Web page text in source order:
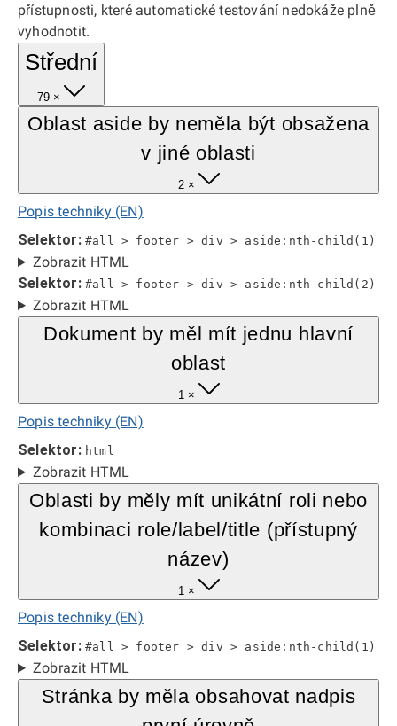
přístupnosti, které automatické testování nedokáže plně
vyhodnotit.
Střední
79 ×
Oblast aside by neměla být obsažena
v jiné oblasti
2 ×
Popis techniky (EN)
Selektor: #all > footer > div > aside:nth-child(1)
Zobrazit HTML
Selektor: #all > footer > div > aside:nth-child(2)
Zobrazit HTML
Dokument by měl mít jednu hlavní
oblast
1 ×
Popis techniky (EN)
Selektor: html
Zobrazit HTML
Oblasti by měly mít unikátní roli nebo
kombinaci role/label/title (přístupný
název)
1 ×
Popis techniky (EN)
Selektor: #all > footer > div > aside:nth-child(1)
Zobrazit HTML
Stránka by měla obsahovat nadpis